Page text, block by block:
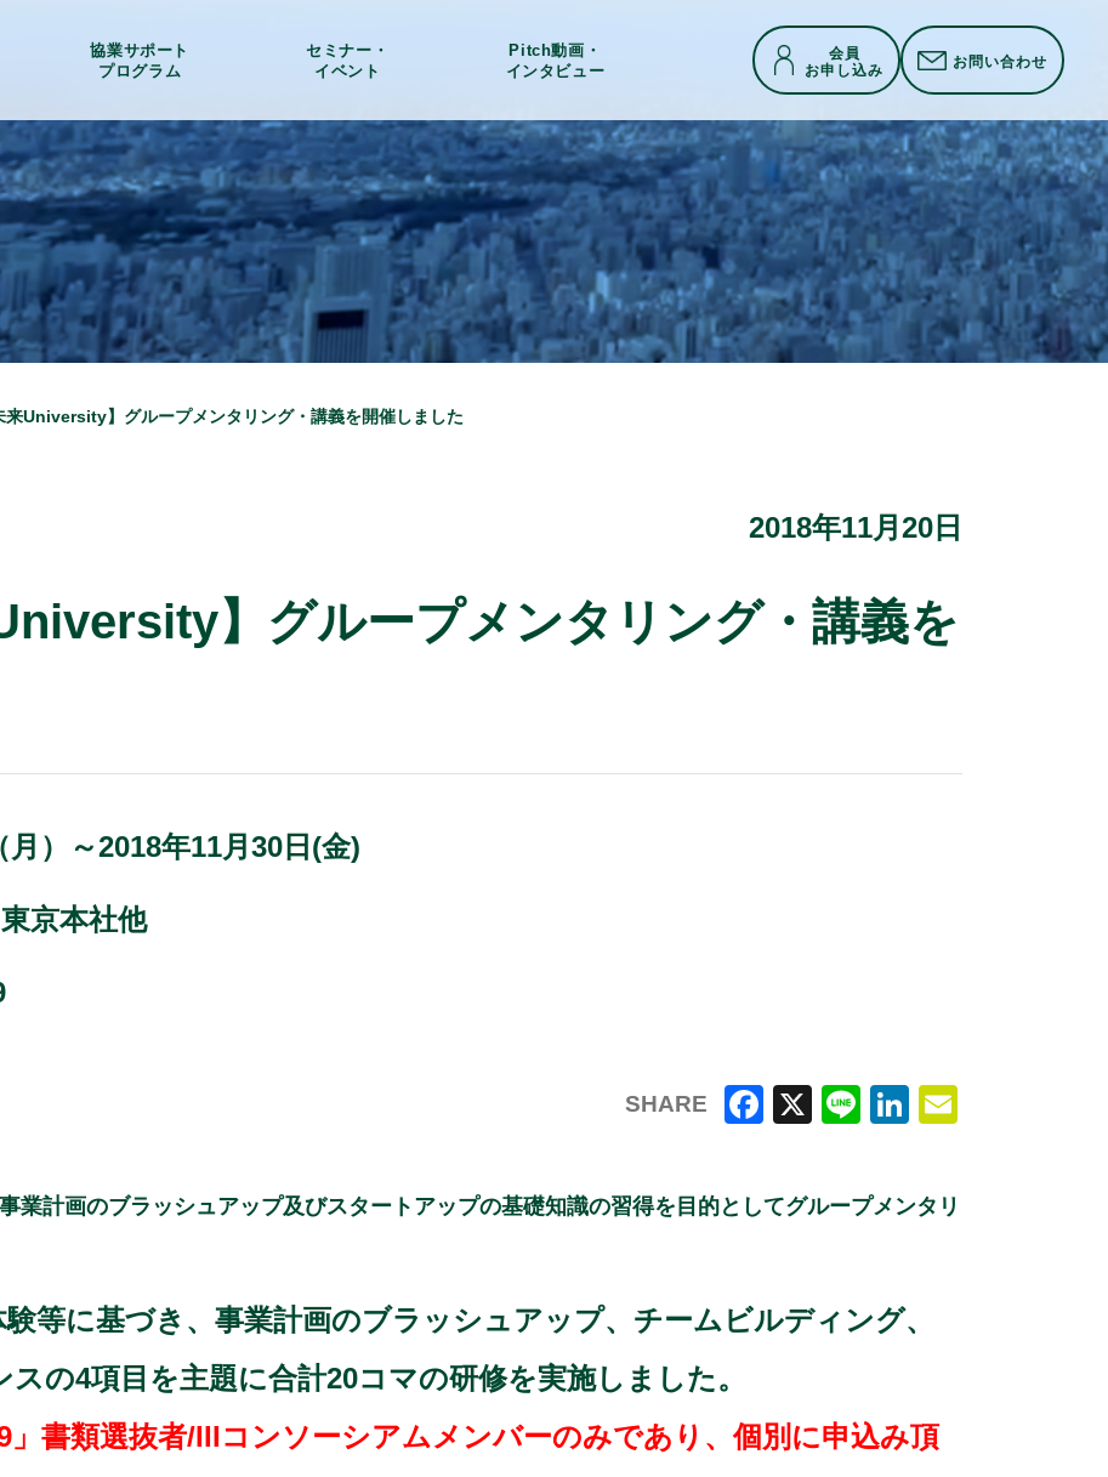
協業サポート
プログラム
セミナー・
イベント
Pitch動画・
インタビュー
会員
お申し込み お問い合わせ
来University】グループメンタリング・講義を開催しました
2018年11月20日
】グループメンタリング・講義を
）～2018年11月30日(金)
京本社他
SHARE
c
b
o
k
e
k
dI
n
ai
業計画のブラッシュアップ及びスタートアップの基礎知識の習得を目的としてグループメンタリ
等に基づき、事業計画のブラッシュアップ、チームビルディング、
の4項目を主題に合計20コマの研修を実施しました。
書類選抜者/IIIコンソーシアムメンバーのみであり、個別に申込み頂